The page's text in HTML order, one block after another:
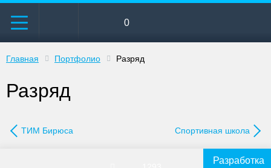
0
Главная Портфолио Разряд
Разряд
ТИМ Бирюса Спортивная школа
Разработка